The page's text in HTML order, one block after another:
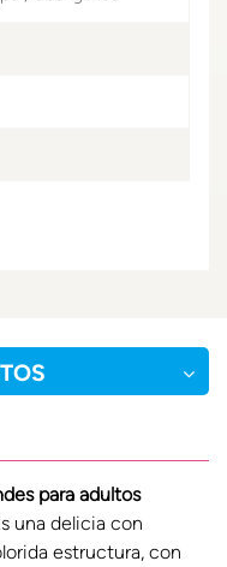
para adultos
una delicia con
estructura, con